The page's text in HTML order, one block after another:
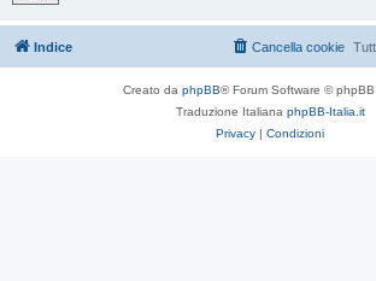
Indice Cancella cookie
Creato da phpBB® Forum Software © phpBB
Traduzione Italiana phpBB-Italia.it
Privacy | Condizioni